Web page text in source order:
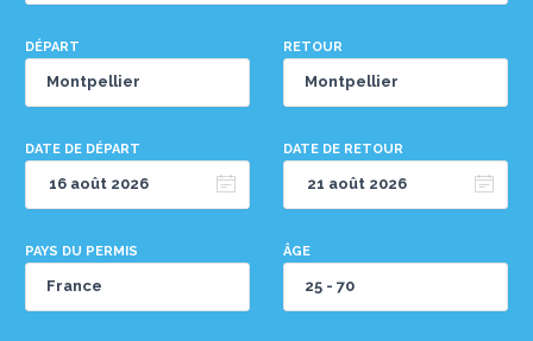
DÉPART RETOUR
DATE DE DÉPART DATE DE RETOUR
PAYS DU PERMIS ÂGE